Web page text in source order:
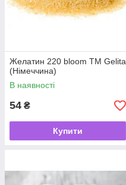
Желатин 220 bloom TM Gelita
(Німеччина)
В наявності
54 ₴
Купити